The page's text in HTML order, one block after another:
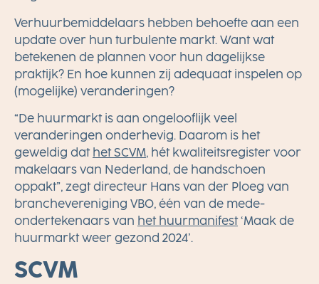
Verhuurbemiddelaars hebben behoefte aan een
update over hun turbulente markt. Want wat
betekenen de plannen voor hun dagelijkse
praktijk? En hoe kunnen zij adequaat inspelen op
(mogelijke) veranderingen?
“De huurmarkt is aan ongelooflijk veel
veranderingen onderhevig. Daarom is het
geweldig dat het SCVM, hét kwaliteitsregister voor
makelaars van Nederland, de handschoen
oppakt”, zegt directeur Hans van der Ploeg van
branchevereniging VBO, één van de mede-
ondertekenaars van het huurmanifest‘Maak de
huurmarkt weer gezond 2024’.
SCVM